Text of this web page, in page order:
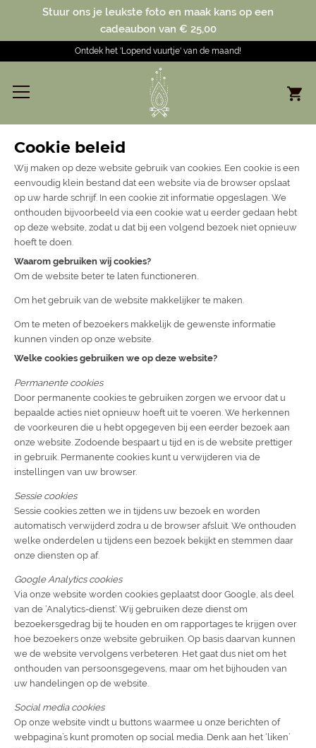
Stuur ons je leukste foto en maak kans op een
cadeaubon van € 25,00
Ontdek het 'Lopend vuurtje' van de maand!
Cookie beleid
Wij maken op deze website gebruik van cookies. Een cookie is een
eenvoudig klein bestand dat een website via de browser opslaat
op uw harde schrijf. In een cookie zit informatie opgeslagen. We
onthouden bijvoorbeeld via een cookie wat u eerder gedaan hebt
op deze website, zodat u dat bij een volgend bezoek niet opnieuw
hoeft te doen.
Waarom gebruiken wij cookies?
Om de website beter te laten functioneren.
Om het gebruik van de website makkelijker te maken.
Om te meten of bezoekers makkelijk de gewenste informatie
kunnen vinden op onze website.
Welke cookies gebruiken we op deze website?
Permanente cookies
Door permanente cookies te gebruiken zorgen we ervoor dat u
bepaalde acties niet opnieuw hoeft uit te voeren. We herkennen
de voorkeuren die u hebt opgegeven bij een eerder bezoek aan
onze website. Zodoende bespaart u tijd en is de website prettiger
in gebruik. Permanente cookies kunt u verwijderen via de
instellingen van uw browser.
Sessie cookies
Sessie cookies zetten we in tijdens uw bezoek en worden
automatisch verwijderd zodra u de browser afsluit. We onthouden
welke onderdelen u tijdens een bezoek bekijkt en stemmen daar
onze diensten op af.
Google Analytics cookies
Via onze website worden cookies geplaatst door Google, als deel
van de ‘Analytics-dienst’. Wij gebruiken deze dienst om
bezoekersgedrag bij te houden en om rapportages te krijgen over
hoe bezoekers onze website gebruiken. Op basis daarvan kunnen
we de website vervolgens verbeteren. Het gaat dus niet om het
onthouden van persoonsgegevens, maar om het bijhouden van
uw handelingen op de website.
Social media cookies
Op onze website vindt u buttons waarmee u onze berichten of
webpagina’s kunt promoten op social media. Denk aan het ‘liken’